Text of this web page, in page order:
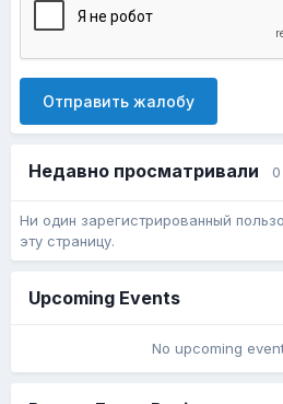
Отправить жалобу
Недавно просматривали
Ни один зарегистрированный
эту страницу.
Upcoming Events
No upcoming